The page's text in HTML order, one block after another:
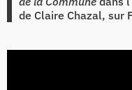
de Claire Chazal, sur